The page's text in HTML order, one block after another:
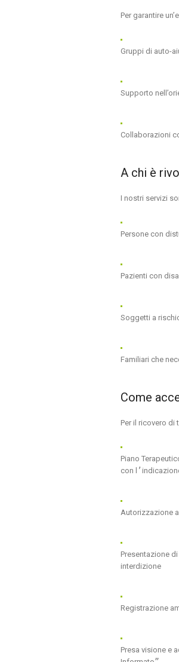
Per garantire
Gruppi di auto-
Supporto
Collaborazioni
A chi è
I nostri servizi
Persone con
Pazienti con
Soggetti a
Familiari che
Come
Per il ricovero di
Piano
con l
’
Autorizzazione
Presentazione
interdizione
Registrazione
Presa visione e